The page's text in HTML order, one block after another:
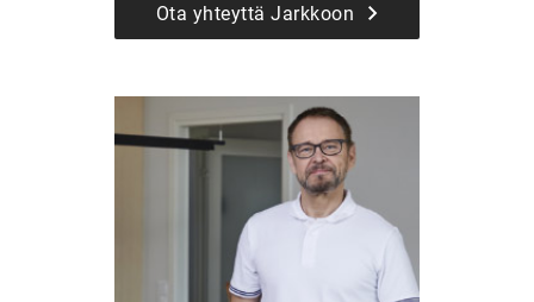
Ota yhteyttä Jarkkoon